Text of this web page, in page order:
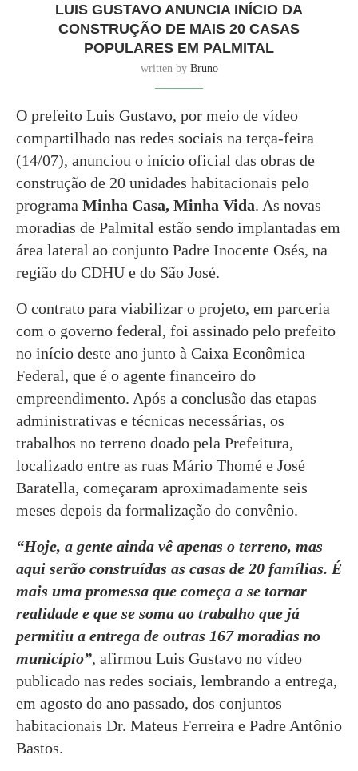
LUIS GUSTAVO ANUNCIA INÍCIO DA
CONSTRUÇÃO DE MAIS 20 CASAS
POPULARES EM PALMITAL
written by Bruno
O prefeito Luis Gustavo, por meio de vídeo
compartilhado nas redes sociais na terça-feira
(14/07), anunciou o início oficial das obras de
construção de 20 unidades habitacionais pelo
programa Minha Casa, Minha Vida. As novas
moradias de Palmital estão sendo implantadas em
área lateral ao conjunto Padre Inocente Osés, na
região do CDHU e do São José.
O contrato para viabilizar o projeto, em parceria
com o governo federal, foi assinado pelo prefeito
no início deste ano junto à Caixa Econômica
Federal, que é o agente financeiro do
empreendimento. Após a conclusão das etapas
administrativas e técnicas necessárias, os
trabalhos no terreno doado pela Prefeitura,
localizado entre as ruas Mário Thomé e José
Baratella, começaram aproximadamente seis
meses depois da formalização do convênio.
“Hoje, a gente ainda vê apenas o terreno, mas
aqui serão construídas as casas de 20 famílias. É
mais uma promessa que começa a se tornar
realidade e que se soma ao trabalho que já
permitiu a entrega de outras 167 moradias no
município”, afirmou Luis Gustavo no vídeo
publicado nas redes sociais, lembrando a entrega,
em agosto do ano passado, dos conjuntos
habitacionais Dr. Mateus Ferreira e Padre Antônio
Bastos.